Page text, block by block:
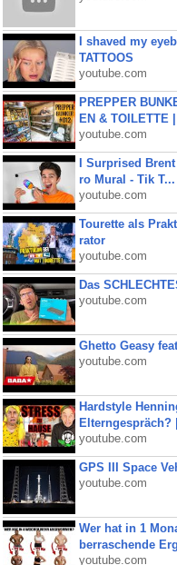
I shaved my
TATTOOS
youtube.com
PREPPER
EN & TOILETTE
youtube.com
I Surprised
ro Mural - Tik T...
youtube.com
Tourette als
rator
youtube.com
Das
youtube.com
Ghetto Geasy
youtube.com
Hardstyle
Elterngespräch?
youtube.com
GPS III Space
youtube.com
Wer hat in 1
berraschende
youtube.com